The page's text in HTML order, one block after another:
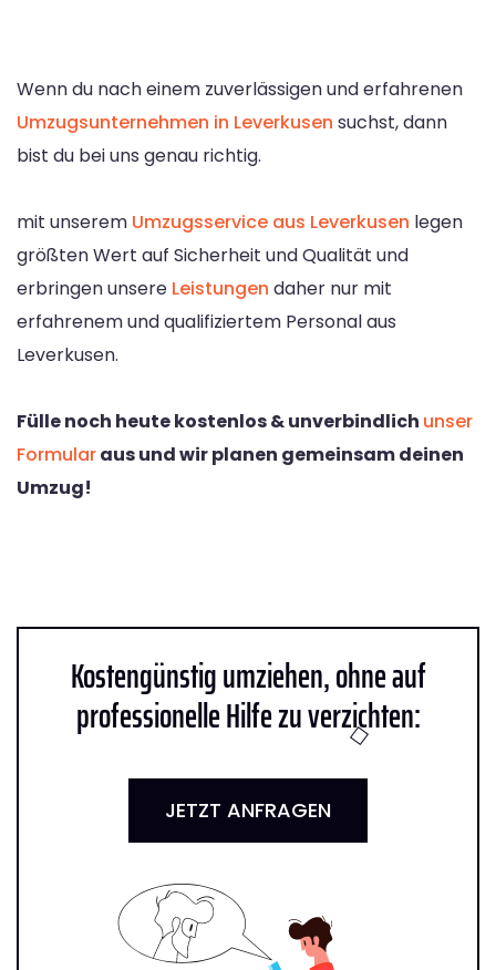
Wenn du nach einem zuverlässigen und erfahrenen
Umzugsunternehmen in Leverkusen suchst, dann
bist du bei uns genau richtig.
mit unserem Umzugsservice aus Leverkusen legen
größten Wert auf Sicherheit und Qualität und
erbringen unsere Leistungen daher nur mit
erfahrenem und qualifiziertem Personal aus
Leverkusen.
Fülle noch heute kostenlos & unverbindlich unser
Formularaus und wir planen gemeinsam deinen
Umzug!
Kostengünstig umziehen, ohne auf
professionelle Hilfe zu verzichten:
JETZT ANFRAGEN